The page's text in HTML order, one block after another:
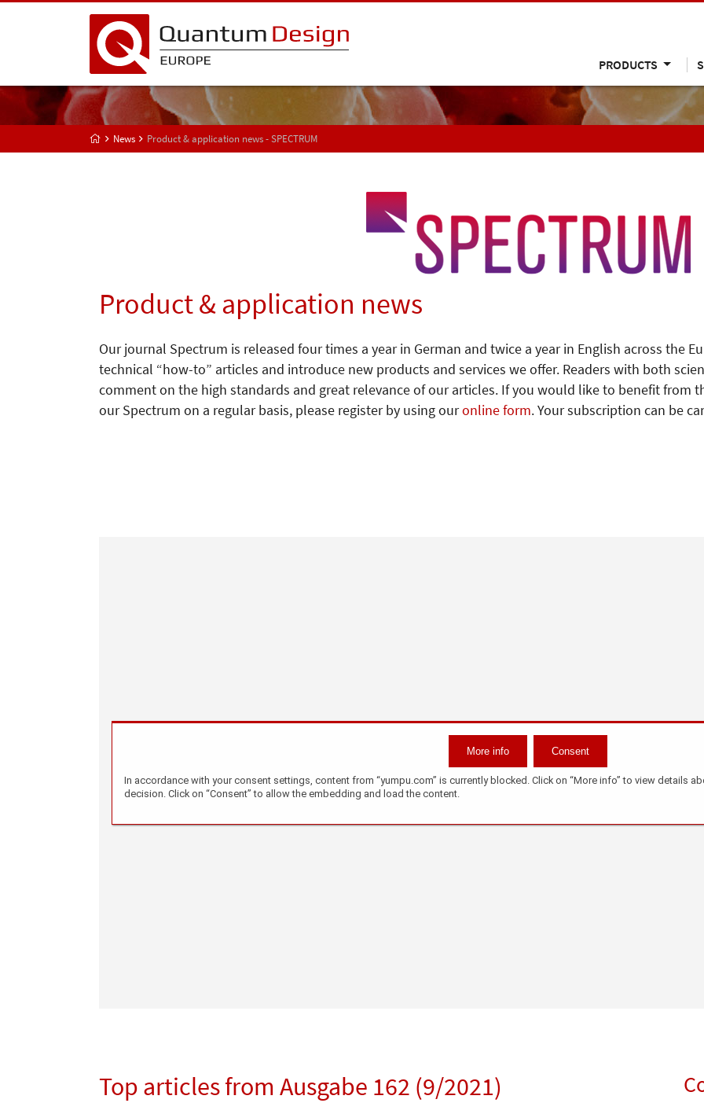
PRODUCTS
News Product & application news - SPECTRUM
Product & application news
Our journal Spectrum is released four times a year in German and twice a year in English across the
technical “how-to” articles and introduce new products and services we offer. Readers with both
comment on the high standards and great relevance of our articles. If you would like to benefit from
our Spectrum on a regular basis, please register by using ouronline form. Your subscription can be
Top articles from Ausgabe 162 (9/2021)